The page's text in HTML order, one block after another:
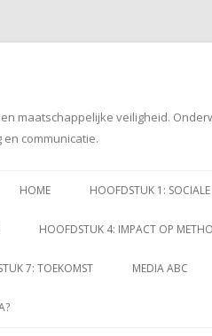
maatschappelijke veiligheid.
communicatie.
naar
HOME HOOFDSTUK 1:
HOOFDSTUK 4: IMPACT OP
7: TOEKOMST MEDIA ABC